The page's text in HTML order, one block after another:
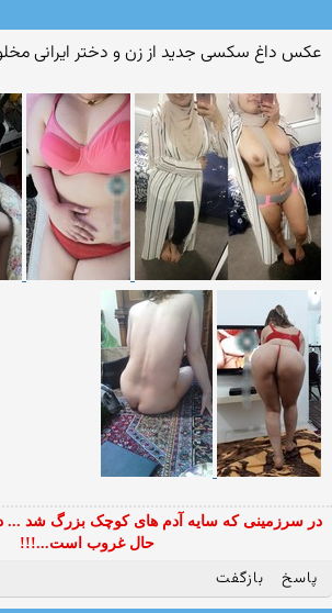
عکس داغ سکسی جدید از زن و دختر ایرانی
در سرزمینی که سایه آدم های کوچک بزرگ شد ...
حال غروب است...!!!
پاسخ بازگفت